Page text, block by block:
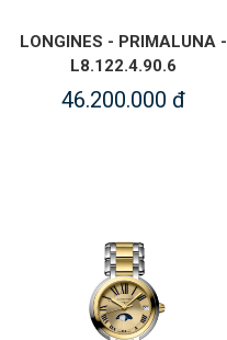
LONGINES - PRIMALUNA -
L8.122.4.90.6
46.200.000 đ